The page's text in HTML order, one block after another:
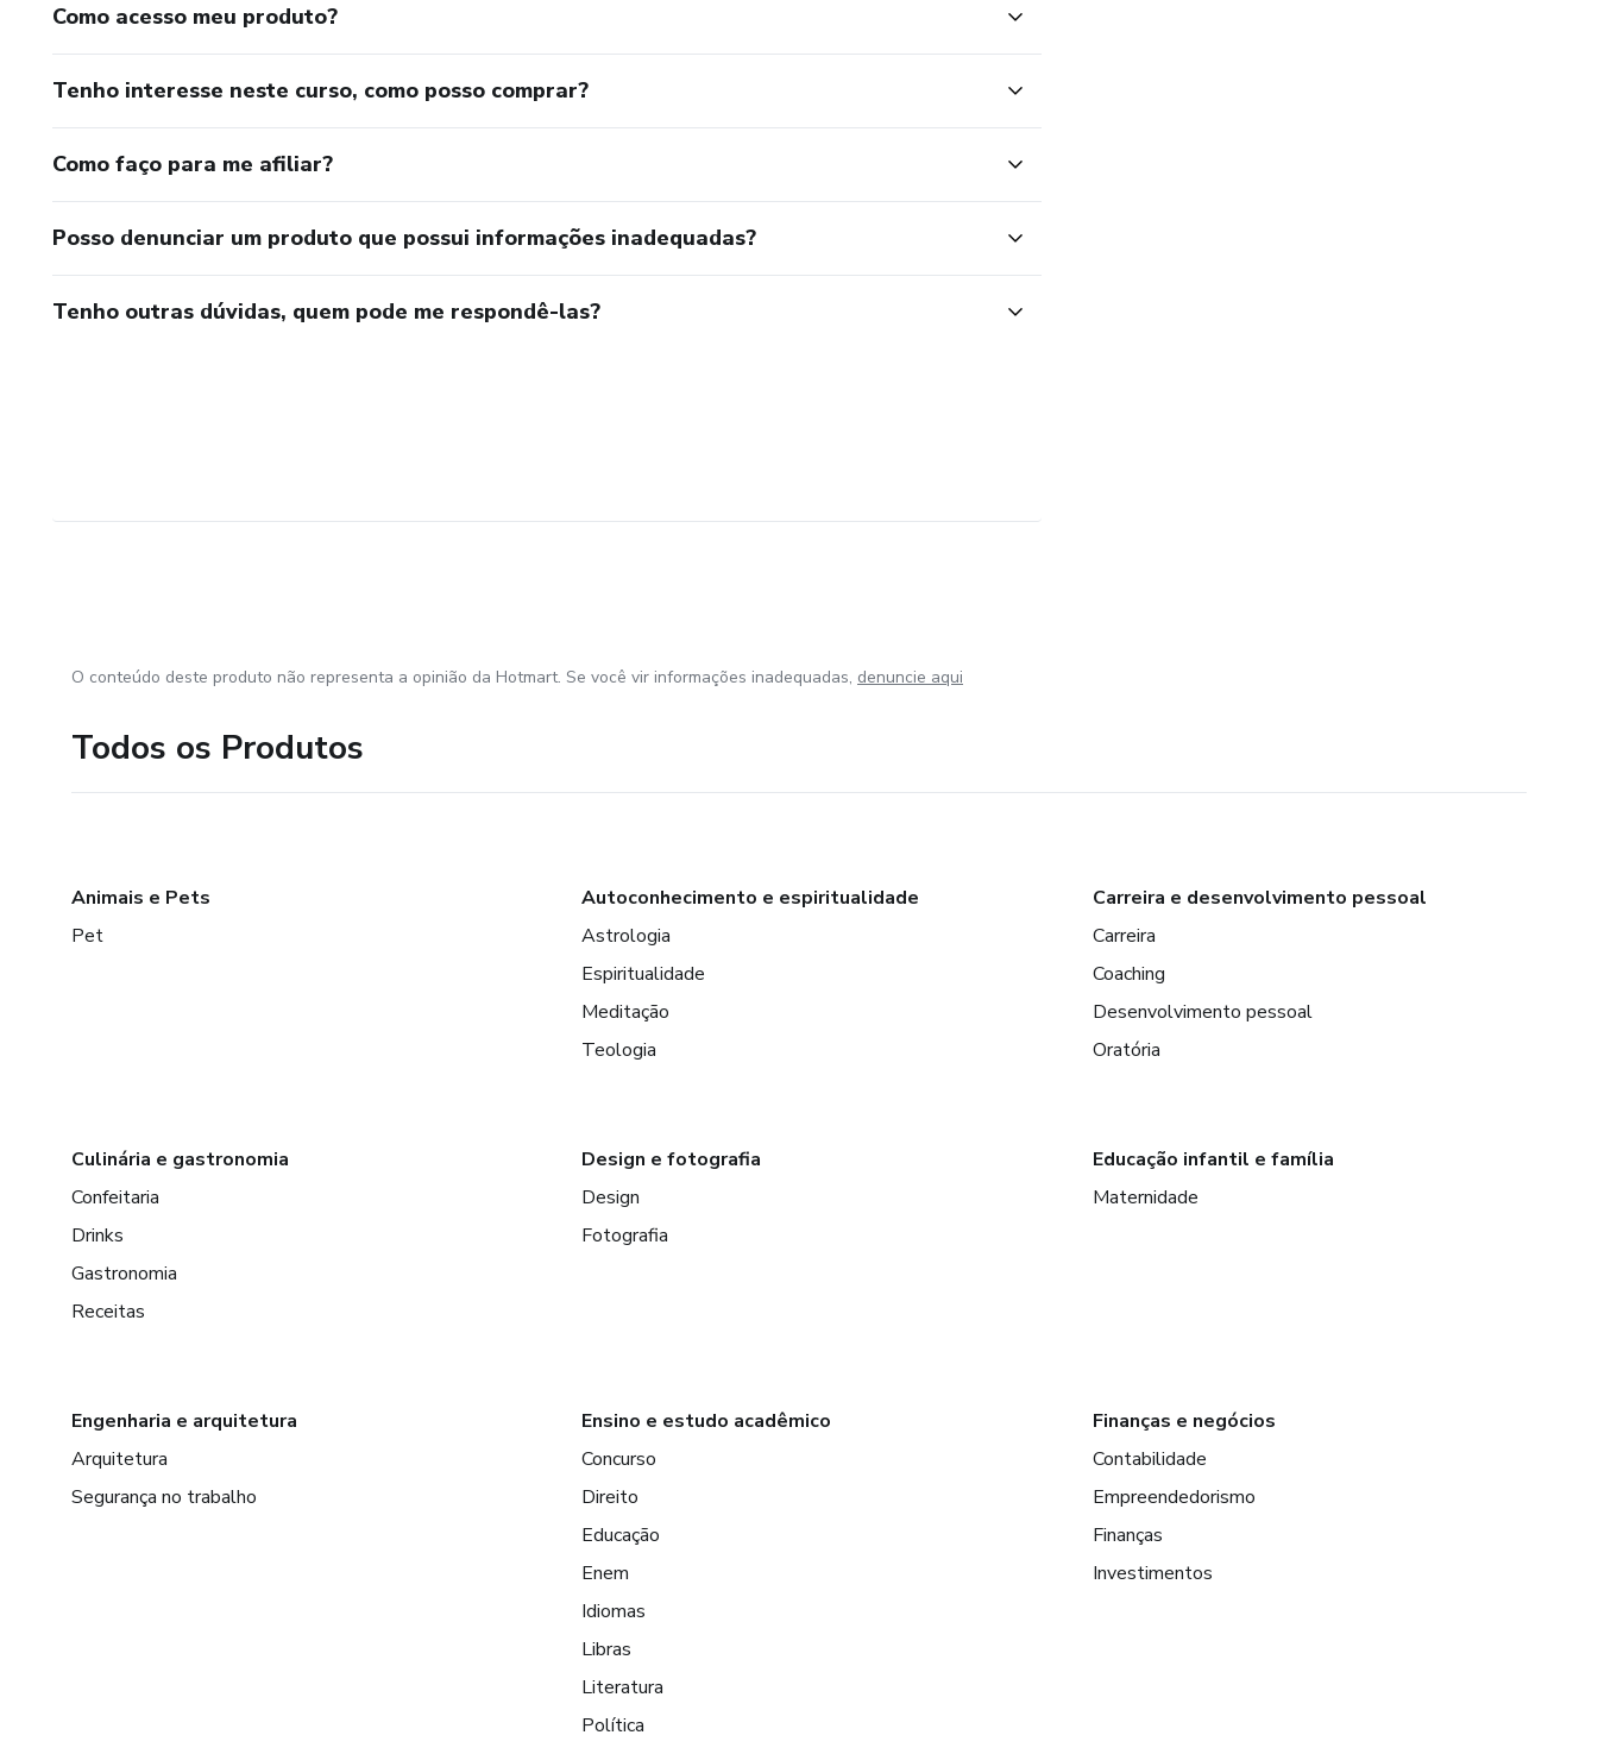
Como acesso meu produto?
Tenho interesse neste curso, como posso comprar?
Como faço para me afiliar?
Posso denunciar um produto que possui informações inadequadas?
Tenho outras dúvidas, quem pode me respondê-las?
O conteúdo deste produto não representa a opinião da Hotmart. Se você vir informações inadequadas, denuncie aqui
Todos os Produtos
Animais e Pets
Pet
Autoconhecimento e espiritualidade
Astrologia
Espiritualidade
Meditação
Teologia
Carreira e desenvolvimento pessoal
Carreira
Coaching
Desenvolvimento pessoal
Oratória
Culinária e gastronomia
Confeitaria
Drinks
Gastronomia
Receitas
Design e fotografia
Design
Fotografia
Educação infantil e família
Maternidade
Engenharia e arquitetura
Arquitetura
Segurança no trabalho
Ensino e estudo acadêmico
Concurso
Direito
Educação
Enem
Idiomas
Libras
Literatura
Política
Finanças e negócios
Contabilidade
Empreendedorismo
Finanças
Investimentos